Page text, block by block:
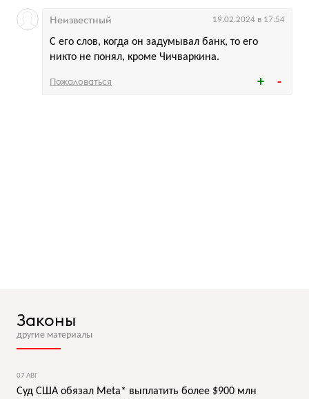
С его слов, когда он задумывал банк, то его
никто не понял, кроме Чичваркина.
Неизвестный 19.02.2024 в 17:54
Пожаловаться
Законы
другие материалы
07 АВГ
Суд США обязал Meta* выплатить более $900 млн